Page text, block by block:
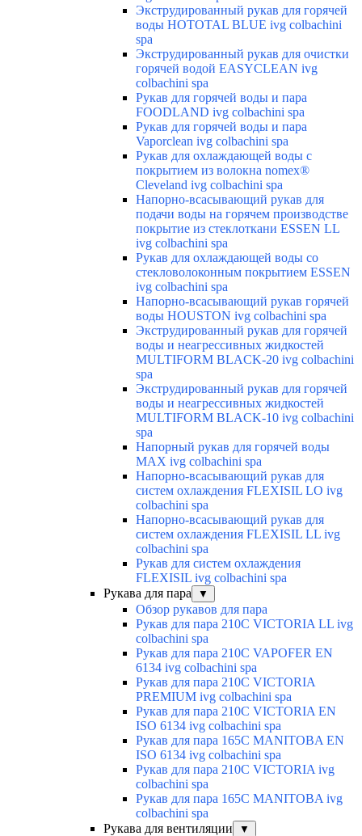
Экструдированный рукав для горячей
воды HOTOTAL BLUE ivg colbachini
spa
Экструдированный рукав для очистки
горячей водой EASYCLEAN ivg
colbachini spa
Рукав для горячей воды и пара
FOODLAND ivg colbachini spa
Рукав для горячей воды и пара
Vaporclean ivg colbachini spa
Рукав для охлаждающей воды с
покрытием из волокна nomex®
Cleveland ivg colbachini spa
Напорно-всасывающий рукав для
подачи воды на горячем производстве
покрытие из стеклоткани ESSEN LL
ivg colbachini spa
Рукав для охлаждающей воды со
стекловолоконным покрытием ESSEN
ivg colbachini spa
Напорно-всасывающий рукав горячей
воды HOUSTON ivg colbachini spa
Экструдированный рукав для горячей
воды и неагрессивных жидкостей
MULTIFORM BLACK-20 ivg colbachini
spa
Экструдированный рукав для горячей
воды и неагрессивных жидкостей
MULTIFORM BLACK-10 ivg colbachini
spa
Напорный рукав для горячей воды
MAX ivg colbachini spa
Напорно-всасывающий рукав для
систем охлаждения FLEXISIL LO ivg
colbachini spa
Напорно-всасывающий рукав для
систем охлаждения FLEXISIL LL ivg
colbachini spa
Рукав для систем охлаждения
FLEXISIL ivg colbachini spa
Рукава для пара
▼
Обзор рукавов для пара
Рукав для пара 210C VICTORIA LL ivg
colbachini spa
Рукав для пара 210C VAPOFER EN
6134 ivg colbachini spa
Рукав для пара 210C VICTORIA
PREMIUM ivg colbachini spa
Рукав для пара 210C VICTORIA EN
ISO 6134 ivg colbachini spa
Рукав для пара 165C MANITOBA EN
ISO 6134 ivg colbachini spa
Рукав для пара 210C VICTORIA ivg
colbachini spa
Рукав для пара 165C MANITOBA ivg
colbachini spa
Рукава для вентиляции
▼